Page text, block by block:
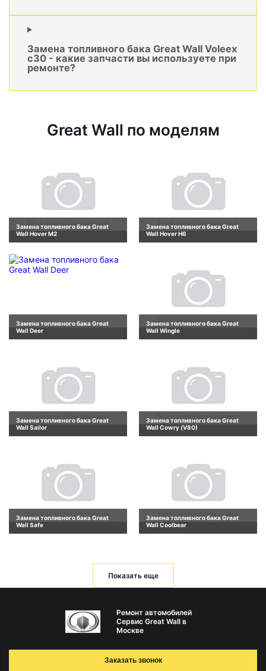
Замена топливного бака Great Wall Voleex
c30 - какие запчасти вы используете при
ремонте?
Great Wall по моделям
Замена топливного бака Great
Wall Hover M2
Замена топливного бака Great
Wall Hover H6
Замена топливного бака Great
Wall Deer
Замена топливного бака Great
Wall Wingle
Замена топливного бака Great
Wall Sailor
Замена топливного бака Great
Wall Cowry (V80)
Замена топливного бака Great
Wall Safe
Замена топливного бака Great
Wall Coolbear
Показать еще
Ремонт автомобилей
Сервис Great Wall в
Москве
Заказать звонок